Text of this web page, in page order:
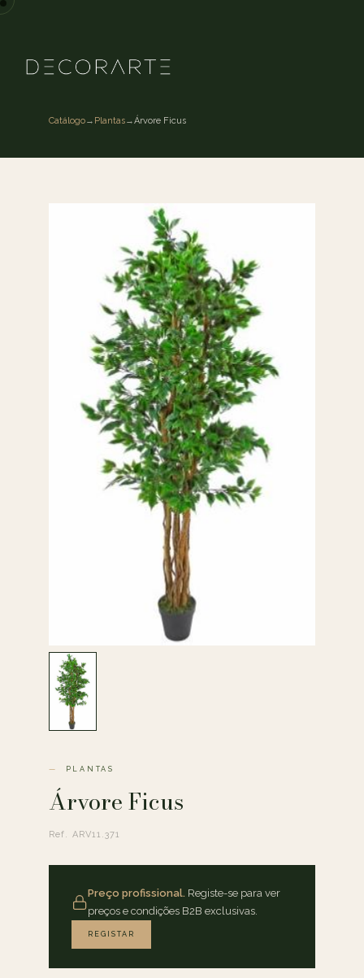
Catálogo→ Plantas→Árvore Ficus
PLANTAS
Árvore Ficus
Ref. ARV11.371
Preço profissional. Registe-se para ver
preços e condições B2B exclusivas.
REGISTAR